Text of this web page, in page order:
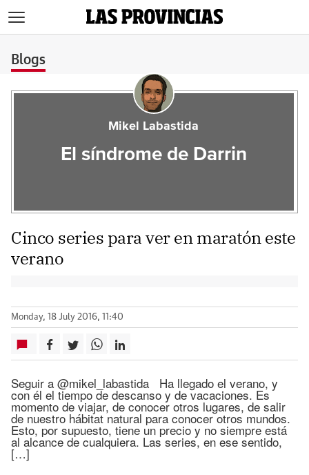
Blogs
Mikel Labastida
El síndrome de Darrin
Cinco series para ver en maratón este
verano
Monday, 18 July 2016, 11:40
Seguir a @mikel_labastida Ha llegado el verano, y
con él el tiempo de descanso y de vacaciones. Es
momento de viajar, de conocer otros lugares, de salir
de nuestro hábitat natural para conocer otros mundos.
Esto, por supuesto, tiene un precio y no siempre está
al alcance de cualquiera. Las series, en ese sentido,
[…]